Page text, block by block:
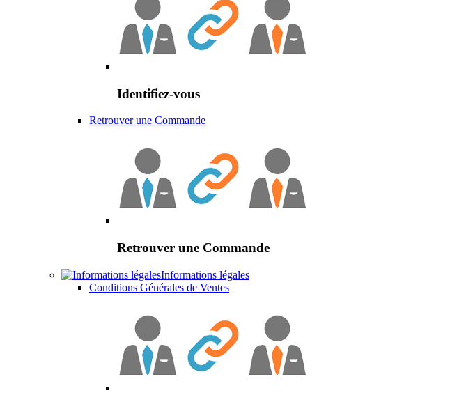
Identifiez-vous
Retrouver une Commande
Retrouver une Commande
Informations légales
Conditions Générales de Ventes